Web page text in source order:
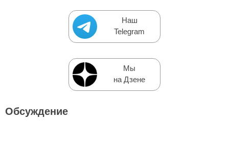
Наш
Telegram
Мы
на Дзене
Обсуждение